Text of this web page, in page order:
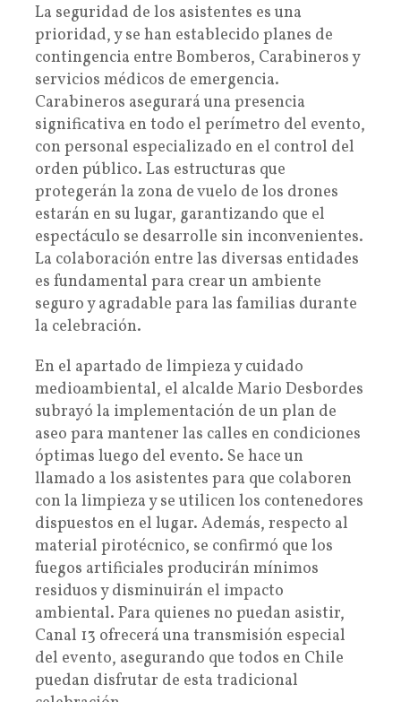
La seguridad de los asistentes es una
prioridad, y se han establecido planes de
contingencia entre Bomberos, Carabineros y
servicios médicos de emergencia.
Carabineros asegurará una presencia
significativa en todo el perímetro del evento,
con personal especializado en el control del
orden público. Las estructuras que
protegerán la zona de vuelo de los drones
estarán en su lugar, garantizando que el
espectáculo se desarrolle sin inconvenientes.
La colaboración entre las diversas entidades
es fundamental para crear un ambiente
seguro y agradable para las familias durante
la celebración.
En el apartado de limpieza y cuidado
medioambiental, el alcalde Mario Desbordes
subrayó la implementación de un plan de
aseo para mantener las calles en condiciones
óptimas luego del evento. Se hace un
llamado a los asistentes para que colaboren
con la limpieza y se utilicen los contenedores
dispuestos en el lugar. Además, respecto al
material pirotécnico, se confirmó que los
fuegos artificiales producirán mínimos
residuos y disminuirán el impacto
ambiental. Para quienes no puedan asistir,
Canal 13 ofrecerá una transmisión especial
del evento, asegurando que todos en Chile
puedan disfrutar de esta tradicional